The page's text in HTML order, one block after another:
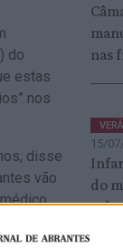
do
estas
nos
disse
vão
nas
15/
do